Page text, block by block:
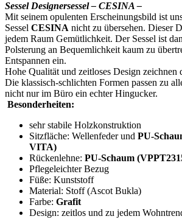
Sessel Designersessel – CESINA –
Mit seinem opulenten Erscheinungsbild ist
Sessel CESINA nicht zu übersehen. Dieser
jedem Raum Gemütlichkeit. Der Sessel ist
Polsterung an Bequemlichkeit kaum zu
Entspannen ein.
Hohe Qualität und zeitloses Design zeichnen
Die klassisch-schlichten Formen passen zu
nicht nur im Büro ein echter Hingucker.
Besonderheiten:
sehr stabile Holzkonstruktion
Sitzfläche: Wellenfeder und PU-
VITA)
Rückenlehne: PU-Schaum (
Pflegeleichter Bezug
Füße: Kunststoff
Material: Stoff (Ascot Bukla)
Farbe: Grafit
Design: zeitlos und zu jedem